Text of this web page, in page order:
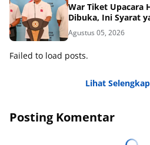
War Tiket Upacara
Dibuka, Ini Syarat
Agustus 05, 2026
Failed to load posts.
Lihat
Posting Komentar